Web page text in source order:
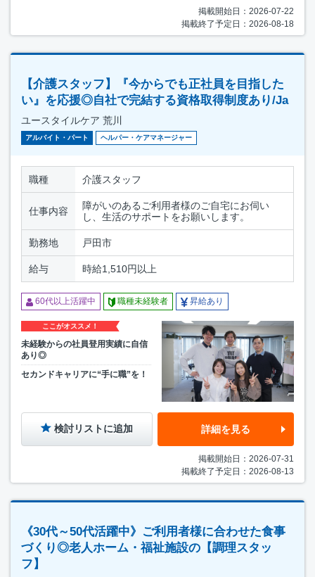
掲載開始日：2026-07-22
掲載終了予定日：2026-08-18
【介護スタッフ】『今からでも正社員を目指した
い』を応援◎自社で完結する資格取得制度あり/Ja
ユースタイルケア 荒川
アルバイト・パート ヘルパー・ケアマネージャー
職種 介護スタッフ
仕事内容
障がいのあるご利用者様のご自宅にお伺い
し、生活のサポートをお願いします。
勤務地 戸田市
給与 時給1,510円以上
60代以上活躍中 職種未経験者 昇給あり
ここがオススメ！
未経験からの社員登用実績に自信
あり◎
セカンドキャリアに“手に職”を！
検討リストに追加 詳細を見る
掲載開始日：2026-07-31
掲載終了予定日：2026-08-13
《30代～50代活躍中》ご利用者様に合わせた食事
づくり◎老人ホーム・福祉施設の【調理スタッ
フ】